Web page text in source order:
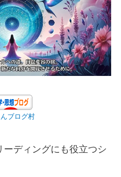
ブログ村
ーディングにも役立つシ